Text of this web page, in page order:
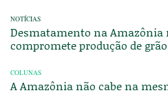
NOTÍCIAS
Desmatamento na Amazônia
compromete produção de
COLUNAS
A Amazônia não cabe na